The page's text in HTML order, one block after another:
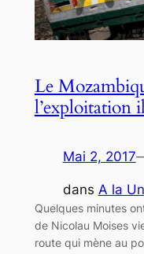
Le
l’exploitation
Mai 2, 2017
dans A la
Quelques minutes
de Nicolau Moises
route qui mène au